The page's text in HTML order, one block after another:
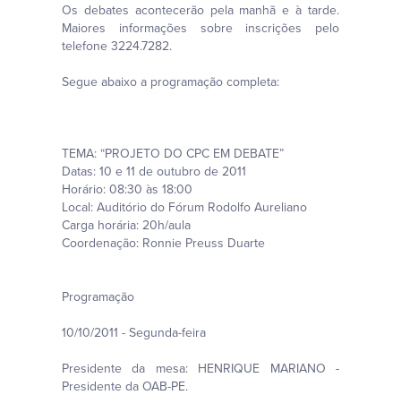
Os debates acontecerão pela manhã e à tarde.
Maiores informações sobre inscrições pelo
telefone 3224.7282.
Segue abaixo a programação completa:
TEMA: “PROJETO DO CPC EM DEBATE”
Datas: 10 e 11 de outubro de 2011
Horário: 08:30 às 18:00
Local: Auditório do Fórum Rodolfo Aureliano
Carga horária: 20h/aula
Coordenação: Ronnie Preuss Duarte
Programação
10/10/2011 - Segunda-feira
Presidente da mesa: HENRIQUE MARIANO -
Presidente da OAB-PE.